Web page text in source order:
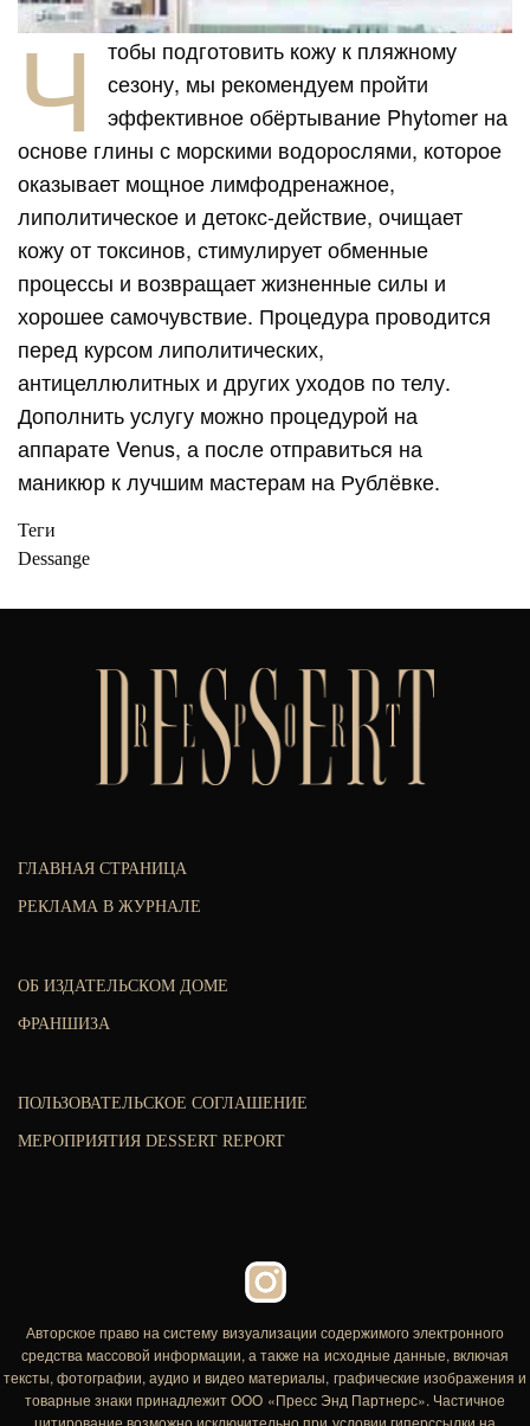
Ч тобы подготовить кожу к пляжному
сезону, мы рекомендуем пройти
эффективное обёртывание Phytomer на
основе глины с морскими водорослями, которое
оказывает мощное лимфодренажное,
липолитическое и детокс-действие, очищает
кожу от токсинов, стимулирует обменные
процессы и возвращает жизненные силы и
хорошее самочувствие. Процедура проводится
перед курсом липолитических,
антицеллюлитных и других уходов по телу.
Дополнить услугу можно процедурой на
аппарате Venus, а после отправиться на
маникюр к лучшим мастерам на Рублёвке.
Теги
Dessange
ГЛАВНАЯ СТРАНИЦА
РЕКЛАМА В ЖУРНАЛЕ
ОБ ИЗДАТЕЛЬСКОМ ДОМЕ
ФРАНШИЗА
ПОЛЬЗОВАТЕЛЬСКОЕ СОГЛАШЕНИЕ
МЕРОПРИЯТИЯ DESSERT REPORT
Авторское право на систему визуализации содержимого электронного
средства массовой информации, а также на исходные данные, включая
тексты, фотографии, аудио и видео материалы, графические изображения и
товарные знаки принадлежит ООО «Пресс Энд Партнерс». Частичное